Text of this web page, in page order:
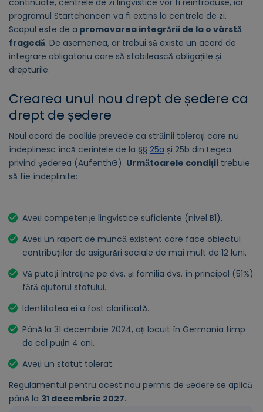
programul Startchancen va fi extins la centrele de zi.
Scopul este de a promovarea integrării de la o vârstă
fragedă. De asemenea, ar trebui să existe un acord de
integrare obligatoriu care să stabilească obligațiile și
drepturile.
Crearea unui nou drept de ședere ca
drept de ședere
Noul acord de coaliție prevede ca străinii tolerați care nu
îndeplinesc încă cerințele de la §§ 25a și 25b din Legea
privind șederea (AufenthG). Următoarele condiții trebuie
să fie îndeplinite:
Aveți competențe lingvistice suficiente (nivel B1).
Aveți un raport de muncă existent care face obiectul
contribuțiilor de asigurări sociale de mai mult de 12 luni.
Vă puteți întreține pe dvs. și familia dvs. în principal (51%)
fără ajutorul statului.
Identitatea ei a fost clarificată.
Până la 31 decembrie 2024, ați locuit în Germania timp
de cel puțin 4 ani.
Aveți un statut tolerat.
Regulamentul pentru acest nou permis de ședere se aplică
până la 31 decembrie 2027.